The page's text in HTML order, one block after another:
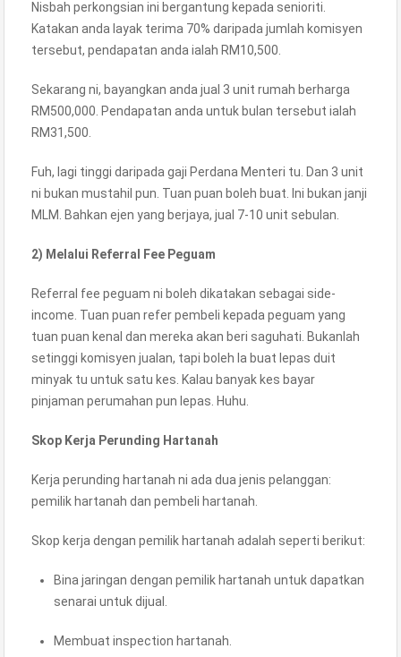
Nisbah perkongsian ini bergantung kepada senioriti.
Katakan anda layak terima 70% daripada jumlah komisyen
tersebut, pendapatan anda ialah RM10,500.
Sekarang ni, bayangkan anda jual 3 unit rumah berharga
RM500,000. Pendapatan anda untuk bulan tersebut ialah
RM31,500.
Fuh, lagi tinggi daripada gaji Perdana Menteri tu. Dan 3 unit
ni bukan mustahil pun. Tuan puan boleh buat. Ini bukan janji
MLM. Bahkan ejen yang berjaya, jual 7-10 unit sebulan.
2) Melalui Referral Fee Peguam
Referral fee peguam ni boleh dikatakan sebagai side-
income. Tuan puan refer pembeli kepada peguam yang
tuan puan kenal dan mereka akan beri saguhati. Bukanlah
setinggi komisyen jualan, tapi boleh la buat lepas duit
minyak tu untuk satu kes. Kalau banyak kes bayar
pinjaman perumahan pun lepas. Huhu.
Skop Kerja Perunding Hartanah
Kerja perunding hartanah ni ada dua jenis pelanggan:
pemilik hartanah dan pembeli hartanah.
Skop kerja dengan pemilik hartanah adalah seperti berikut:
Bina jaringan dengan pemilik hartanah untuk dapatkan
senarai untuk dijual.
Membuat inspection hartanah.